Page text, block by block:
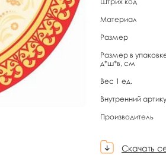
Материал
Размер
Размер в
д*ш*в, см
Вес 1 ед.
Внутренний
Производитель
Скачать